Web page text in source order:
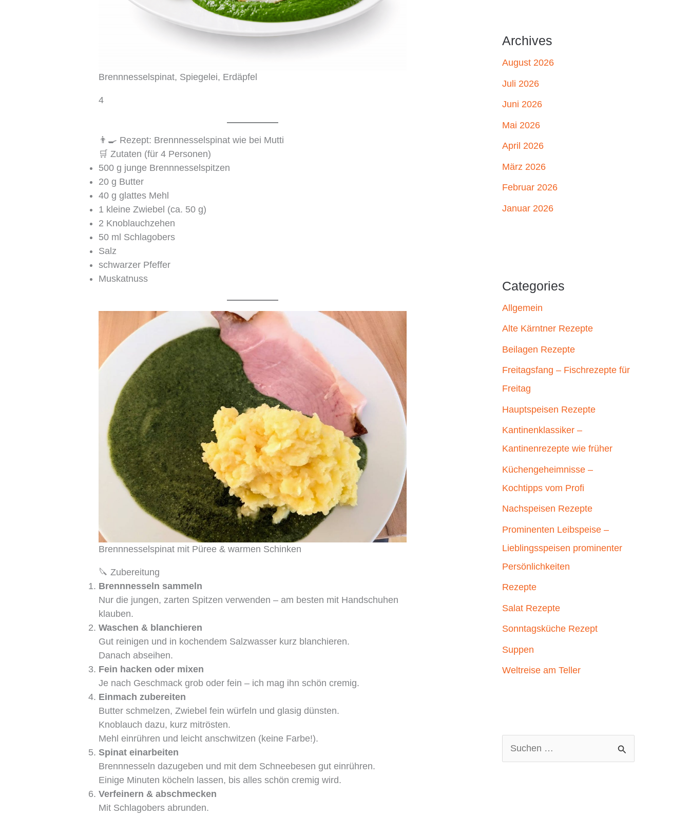
Brennnesselspinat, Spiegelei, Erdäpfel
4
👨‍🍳 Rezept: Brennnesselspinat wie bei Mutti
🛒 Zutaten (für 4 Personen)
500 g junge Brennnesselspitzen
20 g Butter
40 g glattes Mehl
1 kleine Zwiebel (ca. 50 g)
2 Knoblauchzehen
50 ml Schlagobers
Salz
schwarzer Pfeffer
Muskatnuss
Brennnesselspinat mit Püree & warmen Schinken
🔪 Zubereitung
Brennnesseln sammeln
Nur die jungen, zarten Spitzen verwenden – am besten mit Handschuhen
klauben.
Waschen & blanchieren
Gut reinigen und in kochendem Salzwasser kurz blanchieren.
Danach abseihen.
Fein hacken oder mixen
Je nach Geschmack grob oder fein – ich mag ihn schön cremig.
Einmach zubereiten
Butter schmelzen, Zwiebel fein würfeln und glasig dünsten.
Knoblauch dazu, kurz mitrösten.
Mehl einrühren und leicht anschwitzen (keine Farbe!).
Spinat einarbeiten
Brennnesseln dazugeben und mit dem Schneebesen gut einrühren.
Einige Minuten köcheln lassen, bis alles schön cremig wird.
Verfeinern & abschmecken
Mit Schlagobers abrunden.
Archives
August 2026
Juli 2026
Juni 2026
Mai 2026
April 2026
März 2026
Februar 2026
Januar 2026
Categories
Allgemein
Alte Kärntner Rezepte
Beilagen Rezepte
Freitagsfang – Fischrezepte für
Freitag
Hauptspeisen Rezepte
Kantinenklassiker –
Kantinenrezepte wie früher
Küchengeheimnisse –
Kochtipps vom Profi
Nachspeisen Rezepte
Prominenten Leibspeise –
Lieblingsspeisen prominenter
Persönlichkeiten
Rezepte
Salat Rezepte
Sonntagsküche Rezept
Suppen
Weltreise am Teller
u